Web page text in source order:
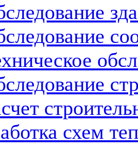
схем